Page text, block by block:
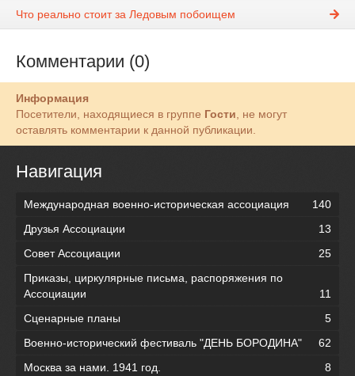
Что реально стоит за Ледовым побоищем
Комментарии (0)
Информация
Посетители, находящиеся в группе Гости , не могут
оставлять комментарии к данной публикации.
Навигация
Международная военно-историческая ассоциация
140
Друзья Ассоциации
13
Совет Ассоциации
25
Приказы, циркулярные письма, распоряжения по
Ассоциации
11
Сценарные планы
5
Военно-исторический фестиваль "ДЕНЬ БОРОДИНА"
62
Москва за нами. 1941 год.
8